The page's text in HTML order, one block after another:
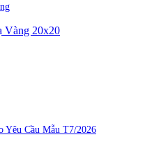
Vàng 20x20
Yêu Cầu Mẫu T7/2026